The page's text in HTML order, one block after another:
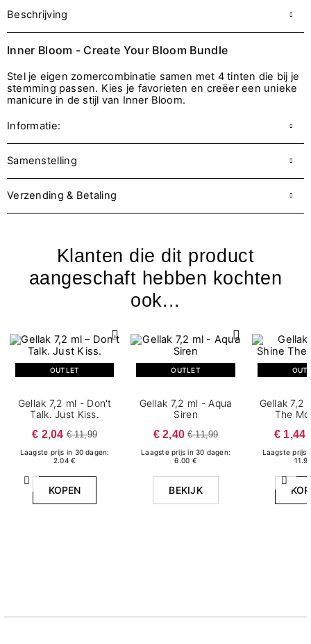
Beschrijving
Inner Bloom - Create Your Bloom Bundle
Stel je eigen zomercombinatie samen met 4 tinten die bij je
stemming passen. Kies je favorieten en creëer een unieke
manicure in de stijl van Inner Bloom.
Informatie:
Samenstelling
Verzending & Betaling
Klanten die dit product
aangeschaft hebben kochten
ook...
Vorige
OUTLET
Gellak 7,2 ml - Don't
Talk. Just Kiss.
€ 2,04 € 11,99
Laagste prijs in 30 dagen:
2.04 €
KOPEN
OUTLET
Gellak 7,2 ml - Aqua
Siren
€ 2,40 € 11,99
Laagste prijs in 30 dagen:
6.00 €
BEKIJK
Gellak 7,2
The
€ 1,44
Laagste prijs